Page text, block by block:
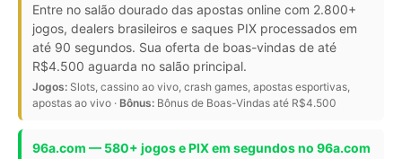
Entre no salão dourado das apostas online com 2.800+
jogos, dealers brasileiros e saques PIX processados em
até 90 segundos. Sua oferta de boas-vindas de até
R$4.500 aguarda no salão principal.
Jogos: Slots, cassino ao vivo, crash games, apostas esportivas,
apostas ao vivo · Bônus: Bônus de Boas-Vindas até R$4.500
96a.com — 580+ jogos e PIX em segundos no 96a.com